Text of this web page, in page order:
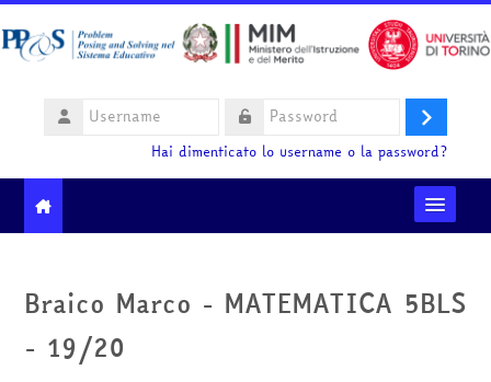
Username
Login
Hai dimenticato lo username o la password?
Ministero dell'Istruzione e del Merito
Braico Marco - MATEMATICA 5BLS
- 19/20